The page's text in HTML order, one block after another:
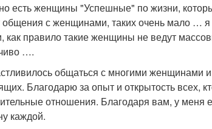
есть женщины "Успешные" по жизни,
с женщинами, таких очень мало …
как правило такие женщины не ведут
….
общаться с многими женщинами и
Благодарю за опыт и открытость всех,
отношения. Благодаря вам, у меня
каждой.